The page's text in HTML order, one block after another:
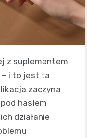
z suplementem
– i to jest ta
zaczyna
hasłem
działanie